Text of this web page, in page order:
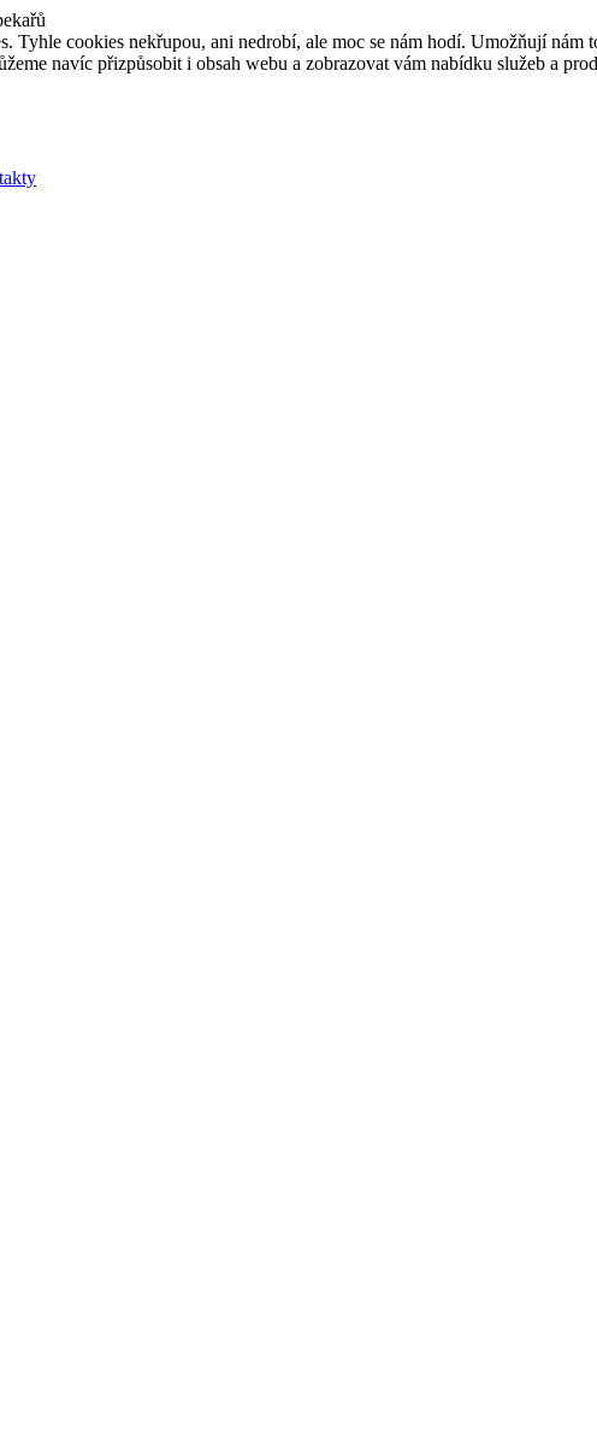
Tyhle cookies nekřupou, ani nedrobí, ale moc se nám hodí. Umožňují
navíc přizpůsobit i obsah webu a zobrazovat vám nabídku služeb a